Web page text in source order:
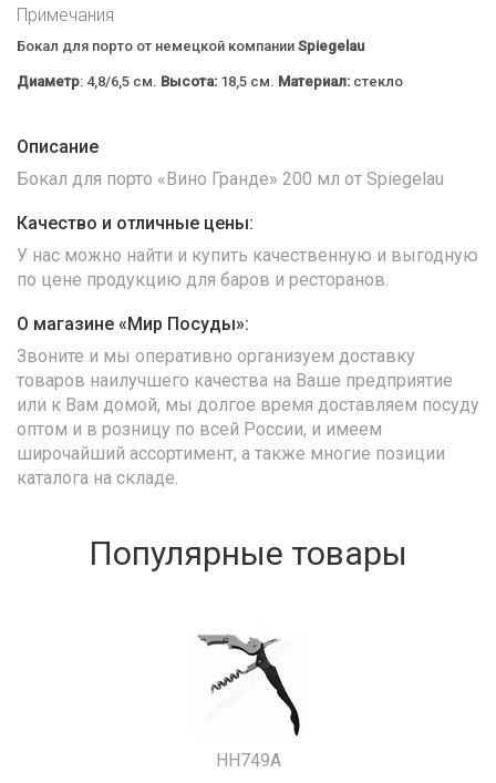
Примечания
Бокал для порто от немецкой компании Spiegelau
Диаметр: 4,8/6,5 см. Высота: 18,5 см. Материал: стекло
Описание
Бокал для порто «Вино Гранде» 200 мл от Spiegelau
Качество и отличные цены:
У нас можно найти и купить качественную и выгодную
по цене продукцию для баров и ресторанов.
О магазине «Мир Посуды»:
Звоните и мы оперативно организуем доставку
товаров наилучшего качества на Ваше предприятие
или к Вам домой, мы долгое время доставляем посуду
оптом и в розницу по всей России, и имеем
широчайший ассортимент, а также многие позиции
каталога на складе.
Популярные товары
HH749A